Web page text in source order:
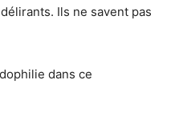
Ils ne savent pas
dans ce